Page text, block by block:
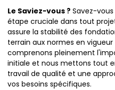
Le Saviez-vous ? Savez-
étape cruciale dans tout
assure la stabilité des
terrain aux normes en vigueur
comprenons pleinement
initiale et nous mettons tout
travail de qualité et une
vos besoins spécifiques.